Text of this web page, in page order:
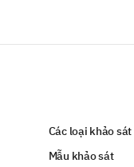
Các loại khảo sát
Mẫu khảo sát